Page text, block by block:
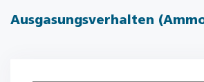
Ausgasungsverhalten